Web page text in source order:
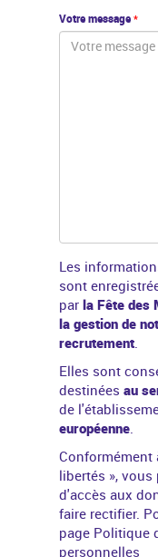
Votre message *
Les
sont
par la Fête des
la gestion de
recrutement.
Elles sont
destinées au
de
européenne.
Conformément
libertés », vous
d'accès aux
faire rectifier.
page Politique
personnelles